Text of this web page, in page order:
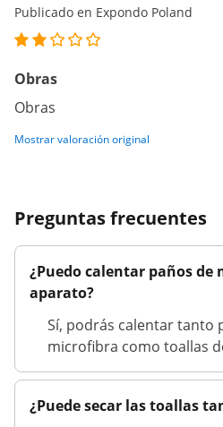
Publicado en Expondo Poland
Obras
Obras
Mostrar valoración original
Preguntas frecuentes
¿Puedo calentar paños de
aparato?
Sí, podrás calentar tanto
microfibra como toallas
¿Puede secar las toallas